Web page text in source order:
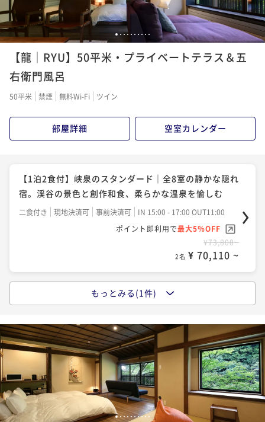
1234 5 6 7 89 10
【龍｜RYU】50平米・プライベートテラス＆五
右衛門風呂
50平米 禁煙 無料Wi-Fi ツイン
部屋詳細 空室カレンダー
【1泊2食付】峡泉のスタンダード｜全8室の静かな隠れ
宿。渓谷の景色と創作和食、柔らかな温泉を愉しむ
二食付き 現地決済可 事前決済可
IN 15:00 - 17:00 OUT11:00
ポイント即利用で最大5％OFF
¥73,800~
2名 ¥ 70,110 ~
【1泊2食付・記念日】峡泉で祝う特別な日｜静かな隠
二食付き 現地決済可 事前決済可
IN 15:00 - 17:00 OUT11:00
ポイント即利用で最大5％OFF
¥79,800~
¥ 75,810 ~
もっとみる(1件)
12 34 5 678910